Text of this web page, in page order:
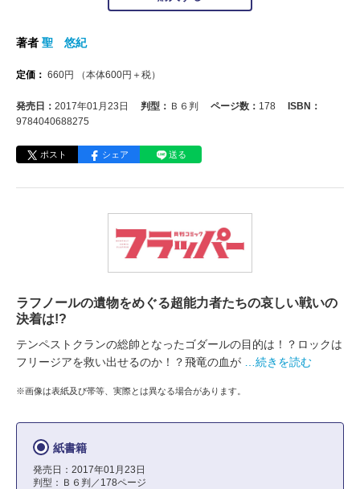
著者 聖 悠紀
定価： 660円 （本体600円＋税）
発売日： 2017年01月23日 判型： Ｂ６判 ページ数： 178
ISBN：
9784040688275
ポスト シェア 送る
ラフノールの遺物をめぐる超能力者たちの哀しい戦いの
決着は!?
テンペストクランの総帥となったゴダールの目的は！？ロックは
フリージアを救い出せるのか！？飛竜の血が
…続きを読む
※画像は表紙及び帯等、実際とは異なる場合があります。
紙書籍
発売日：2017年01月23日
判型：Ｂ６判／178ページ